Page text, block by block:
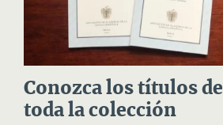
Conozca los títulos de
toda la colección